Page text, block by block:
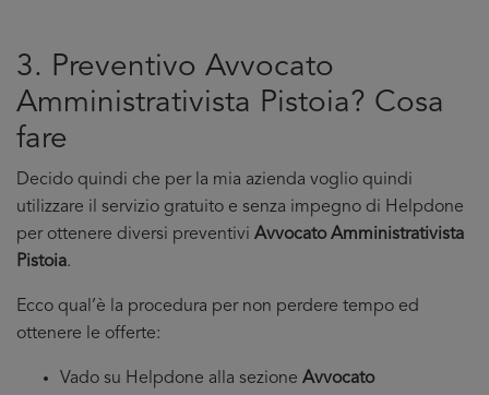
3. Preventivo Avvocato
Amministrativista Pistoia? Cosa
fare
Decido quindi che per la mia azienda voglio quindi
utilizzare il servizio gratuito e senza impegno di Helpdone
per ottenere diversi preventivi Avvocato Amministrativista
Pistoia.
Ecco qual’è la procedura per non perdere tempo ed
ottenere le offerte:
Vado su Helpdone alla sezione Avvocato